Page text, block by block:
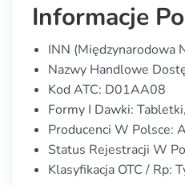
Informacje
INN (Międzynarodowa
Nazwy Handlowe
Kod ATC: D01AA08
Formy I Dawki:
Producenci W Polsce:
Status Rejestracji W
Klasyfikacja OTC / Rp: